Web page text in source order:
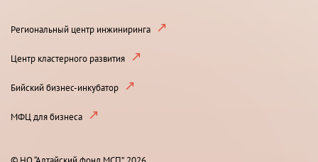
Региональный центр инжиниринга
Центр кластерного развития
Бийский бизнес-инкубатор
МФЦ для бизнеса